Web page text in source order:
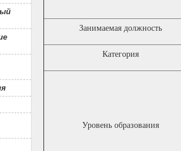
Занимаемая должность
Категория
Уровень образования